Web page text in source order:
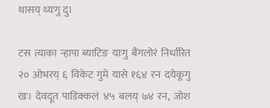
थासय् थ्यःगु दु।
टस त्याका न्हापा ब्याटिङ याःगु बैंगलोरं निर्धारित
२० ओभरय् ६ विकेट गुमे यासे १६४ रन दयेकूगु
खः। देवदूत पाडिक्कलं ४५ बलय् ७४ रन, जोश